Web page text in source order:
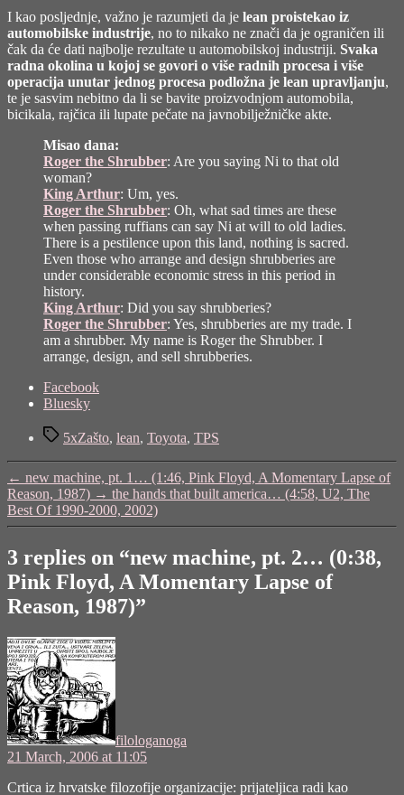
I kao posljednje, važno je razumjeti da je lean proistekao iz
automobilske industrije, no to nikako ne znači da je ograničen ili
čak da će dati najbolje rezultate u automobilskoj industriji. Svaka
radna okolina u kojoj se govori o više radnih procesa i više
operacija unutar jednog procesa podložna je lean upravljanju,
te je sasvim nebitno da li se bavite proizvodnjom automobila,
bicikala, rajčica ili lupate pečate na javnobilježničke akte.
Misao dana:
Roger the Shrubber: Are you saying Ni to that old
woman?
King Arthur: Um, yes.
Roger the Shrubber: Oh, what sad times are these
when passing ruffians can say Ni at will to old ladies.
There is a pestilence upon this land, nothing is sacred.
Even those who arrange and design shrubberies are
under considerable economic stress in this period in
history.
King Arthur: Did you say shrubberies?
Roger the Shrubber: Yes, shrubberies are my trade. I
am a shrubber. My name is Roger the Shrubber. I
arrange, design, and sell shrubberies.
Share
"new
pt.
2…
(0:38,
Pink
Floyd,
A
Momentary
Lapse
of
Reason,
Facebook
Bluesky
Tags5xZašto, lean, Toyota, TPS
← new machine, pt. 1… (1:46, Pink Floyd, A Momentary Lapse of
Reason, 1987) → the hands that built america… (4:58, U2, The
Best Of 1990-2000, 2002)
3 replies on “new machine, pt. 2… (0:38,
Pink Floyd, A Momentary Lapse of
Reason, 1987)”
filologanoga
21 March, 2006 at 11:05
Crtica iz hrvatske filozofije organizacije: prijateljica radi kao